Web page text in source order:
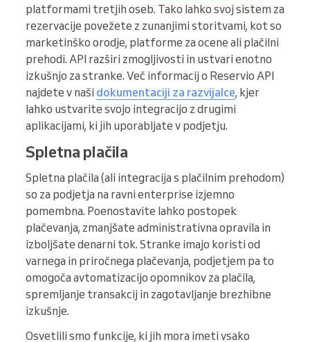
platformami tretjih oseb. Tako lahko svoj sistem za
rezervacije povežete z zunanjimi storitvami, kot so
marketinško orodje, platforme za ocene ali plačilni
prehodi. API razširi zmogljivosti in ustvari enotno
izkušnjo za stranke. Več informacij o Reservio API
najdete v naši dokumentaciji za razvijalce, kjer
lahko ustvarite svojo integracijo z drugimi
aplikacijami, ki jih uporabljate v podjetju.
Spletna plačila
Spletna plačila (ali integracija s plačilnim prehodom)
so za podjetja na ravni enterprise izjemno
pomembna. Poenostavite lahko postopek
plačevanja, zmanjšate administrativna opravila in
izboljšate denarni tok. Stranke imajo koristi od
varnega in priročnega plačevanja, podjetjem pa to
omogoča avtomatizacijo opomnikov za plačila,
spremljanje transakcij in zagotavljanje brezhibne
izkušnje.
Osvetlili smo funkcije, ki jih mora imeti vsako